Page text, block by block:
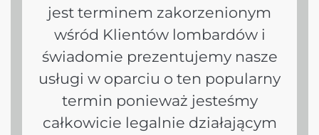
jest terminem zakorzenionym
wśród Klientów lombardów i
świadomie prezentujemy nasze
usługi w oparciu o ten popularny
termin ponieważ jesteśmy
całkowicie legalnie działającym